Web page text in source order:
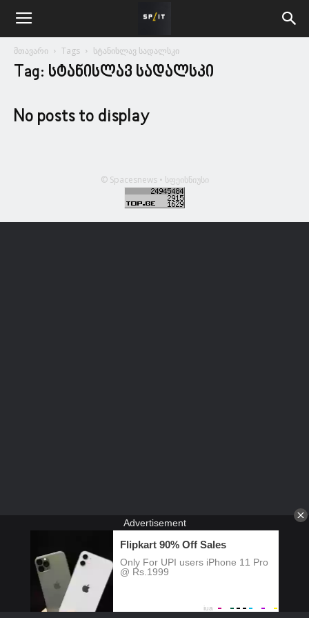
მთავარი Tags სტანისლავ სადალსკი
Tag: სტანისლავ სადალსკი
No posts to display
© Spacesnews • სფეისნიუსი